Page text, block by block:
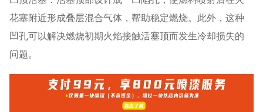
花塞附近形成叠层混合气体，帮助稳定燃烧。此外，这种
凹孔可以解决燃烧初期火焰接触活塞顶而发生冷却损失的
问题。